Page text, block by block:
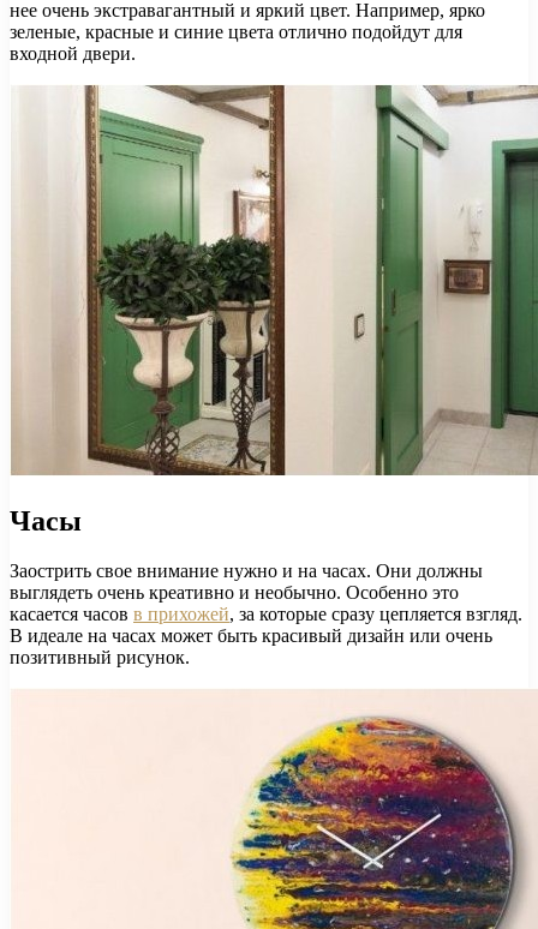
нее очень экстравагантный и яркий цвет. Например, ярко
зеленые, красные и синие цвета отлично подойдут для
входной двери.
Часы
Заострить свое внимание нужно и на часах. Они должны
выглядеть очень креативно и необычно. Особенно это
касается часов в прихожей, за которые сразу цепляется взгляд.
В идеале на часах может быть красивый дизайн или очень
позитивный рисунок.